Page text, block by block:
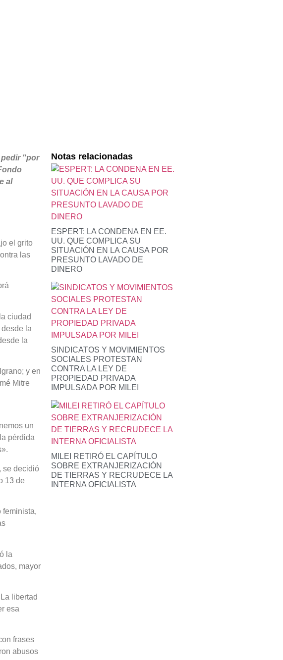
pedir "por
al
el grito
las
ciudad
la
la
y en
Mitre
un
pérdida
se decidió
13 de
feminista,
la
mayor
libertad
esa
frases
abusos
Notas relacionadas
ESPERT: LA CONDENA EN EE.
UU. QUE COMPLICA SU
SITUACIÓN EN LA CAUSA POR
PRESUNTO LAVADO DE
DINERO
SINDICATOS Y MOVIMIENTOS
SOCIALES PROTESTAN
CONTRA LA LEY DE
PROPIEDAD PRIVADA
IMPULSADA POR MILEI
MILEI RETIRÓ EL CAPÍTULO
SOBRE EXTRANJERIZACIÓN
DE TIERRAS Y RECRUDECE LA
INTERNA OFICIALISTA